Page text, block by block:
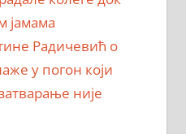
јамама
Радичевић о
у погон који
није